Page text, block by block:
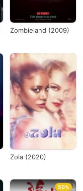
Zombieland (2009)
Zola (2020)
50%